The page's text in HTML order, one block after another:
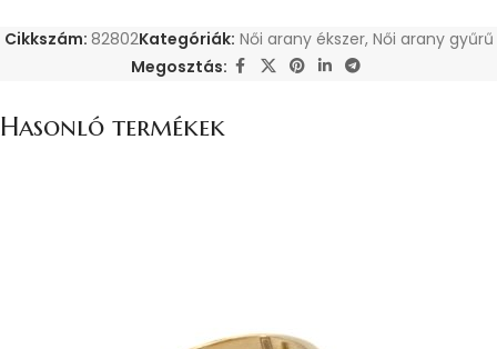
Cikkszám: 82802Kategóriák: Női arany ékszer, Női arany gyűrű
Megosztás:
Hasonló termékek